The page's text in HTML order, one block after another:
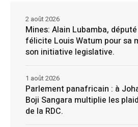
Mines: Alain Lubamba,
félicite Louis Watum pour sa
son initiative legislative.
2 août 2026
Parlement panafricain : à
Boji Sangara multiplie les
de la RDC.
1 août 2026